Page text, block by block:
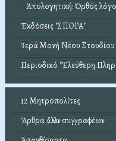
Ἀπολογητική: Ὀρθός
Ἐκδόσεις "ΣΠΟΡΑ"
Ἱερά Μονή Νέου Στουδίου
Περιοδικό "Ἐλεύθερη
12 Μητροπολίτες
Ἄρθρα ἄλλων συγγραφέων